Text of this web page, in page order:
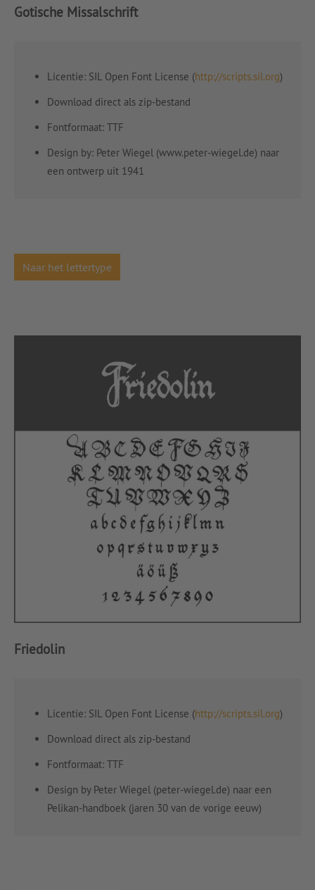
Gotische Missalschrift
Licentie: SIL Open Font License (http://scripts.sil.org)
Download direct als zip-bestand
Fontformaat: TTF
Design by: Peter Wiegel (www.peter-wiegel.de) naar
een ontwerp uit 1941
Naar het lettertype
Friedolin
Licentie: SIL Open Font License (http://scripts.sil.org)
Download direct als zip-bestand
Fontformaat: TTF
Design by Peter Wiegel (peter-wiegel.de) naar een
Pelikan-handboek (jaren 30 van de vorige eeuw)